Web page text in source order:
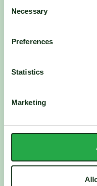
Selection
Necessary
Preferences
Statistics
Marketing
Met een eigentijds
alleen een moderne
Plissés
Met een uniek en
bieden ze ook